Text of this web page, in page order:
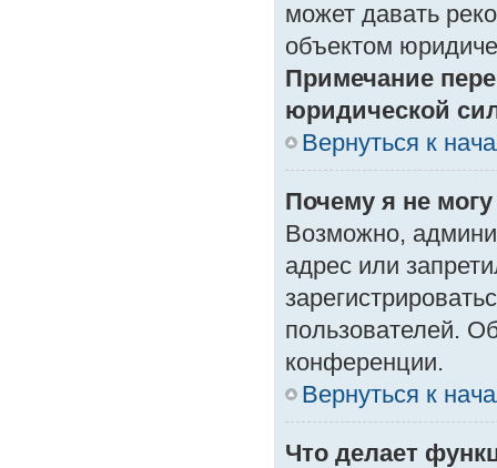
может давать
объектом
Примечание
юридической
Вернуться к
Почему я не
Возможно,
адрес или
пользователей.
конференции.
Вернуться к
Что делает